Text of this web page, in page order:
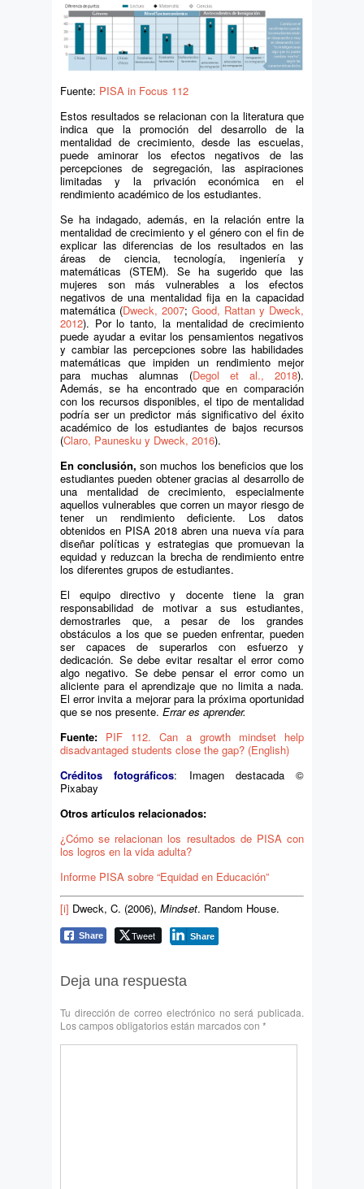
Fuente: PISA in Focus 112
Estos resultados se relacionan con la literatura que
indica que la promoción del desarrollo de la
mentalidad de crecimiento, desde las escuelas,
puede aminorar los efectos negativos de las
percepciones de segregación, las aspiraciones
limitadas y la privación económica en el
rendimiento académico de los estudiantes.
Se ha indagado, además, en la relación entre la
mentalidad de crecimiento y el género con el fin de
explicar las diferencias de los resultados en las
áreas de ciencia, tecnología, ingeniería y
matemáticas (STEM). Se ha sugerido que las
mujeres son más vulnerables a los efectos
negativos de una mentalidad fija en la capacidad
matemática (Dweck, 2007; Good, Rattan y Dweck,
2012). Por lo tanto, la mentalidad de crecimiento
puede ayudar a evitar los pensamientos negativos
y cambiar las percepciones sobre las habilidades
matemáticas que impiden un rendimiento mejor
para muchas alumnas (Degol et al., 2018).
Además, se ha encontrado que en comparación
con los recursos disponibles, el tipo de mentalidad
podría ser un predictor más significativo del éxito
académico de los estudiantes de bajos recursos
(Claro, Paunesku y Dweck, 2016).
En conclusión, son muchos los beneficios que los
estudiantes pueden obtener gracias al desarrollo de
una mentalidad de crecimiento, especialmente
aquellos vulnerables que corren un mayor riesgo de
tener un rendimiento deficiente. Los datos
obtenidos en PISA 2018 abren una nueva vía para
diseñar políticas y estrategias que promuevan la
equidad y reduzcan la brecha de rendimiento entre
los diferentes grupos de estudiantes.
El equipo directivo y docente tiene la gran
responsabilidad de motivar a sus estudiantes,
demostrarles que, a pesar de los grandes
obstáculos a los que se pueden enfrentar, pueden
ser capaces de superarlos con esfuerzo y
dedicación. Se debe evitar resaltar el error como
algo negativo. Se debe pensar el error como un
aliciente para el aprendizaje que no limita a nada.
El error invita a mejorar para la próxima oportunidad
que se nos presente. Errar es aprender.
Fuente: PIF 112. Can a growth mindset help
disadvantaged students close the gap? (English)
Créditos fotográficos: Imagen destacada ©
Pixabay
Otros artículos relacionados:
¿Cómo se relacionan los resultados de PISA con
los logros en la vida adulta?
Informe PISA sobre “Equidad en Educación”
[i] Dweck, C. (2006), Mindset. Random House.
Share Tweet Share
Deja una respuesta
Tu dirección de correo electrónico no será publicada.
Los campos obligatorios están marcados con *